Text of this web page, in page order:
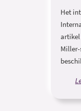
Het
artikel